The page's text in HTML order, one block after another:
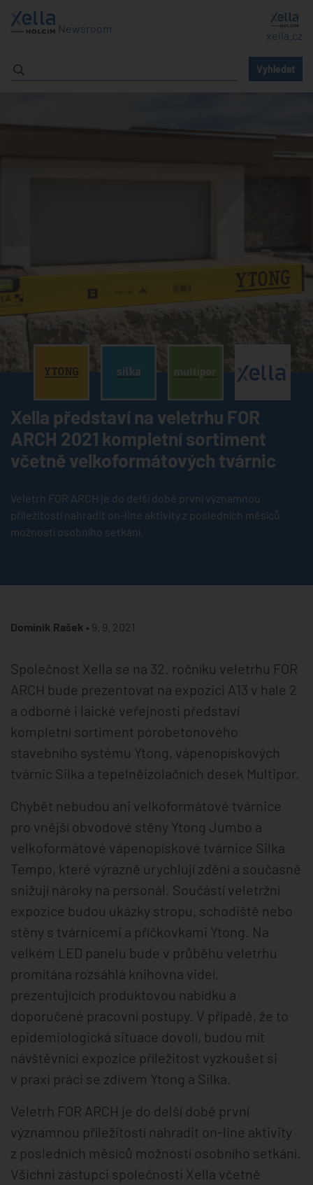
Newsroom
xella.cz
Xella představí na veletrhu FOR
ARCH 2021 kompletní sortiment
včetně velkoformátových tvárnic
Veletrh FOR ARCH je do delší době první významnou
příležitostí nahradit on-line aktivity z posledních měsíců
možností osobního setkání.
Dominik Rašek • 9. 9. 2021
Společnost Xella se na 32. ročníku veletrhu FOR
ARCH bude prezentovat na expozici A13 v hale 2
a odborné i laické veřejnosti představí
kompletní sortiment pórobetonového
stavebního systému Ytong, vápenopískových
tvárnic Silka a tepelněizolačních desek Multipor.
Chybět nebudou ani velkoformátové tvárnice
pro vnější obvodové stěny Ytong Jumbo a
velkoformátové vápenopískové tvárnice Silka
Tempo, které výrazně urychlují zdění a současně
snižují nároky na personál. Součástí veletržní
expozice budou ukázky stropu, schodiště nebo
stěny s tvárnicemi a příčkovkami Ytong. Na
velkém LED panelu bude v průběhu veletrhu
promítána rozsáhlá knihovna videí,
prezentujících produktovou nabídku a
doporučené pracovní postupy. V případě, že to
epidemiologická situace dovolí, budou mít
návštěvníci expozice příležitost vyzkoušet si
v praxi práci se zdivem Ytong a Silka.
Veletrh FOR ARCH je do delší době první
významnou příležitostí nahradit on-line aktivity
z posledních měsíců možností osobního setkání.
Všichni zástupci společnosti Xella včetně